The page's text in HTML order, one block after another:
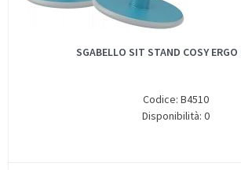
SGABELLO SIT STAND COSY ERGO
Codice: B4510
Disponibilità: 0